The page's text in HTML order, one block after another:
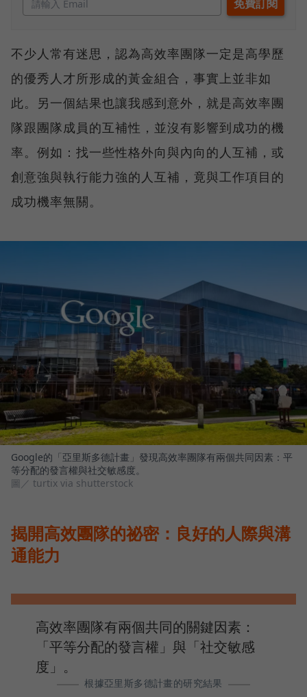
不少人常有迷思，認為高效率團隊一定是高學歷
的優秀人才所形成的黃金組合，事實上並非如
此。另一個結果也讓我感到意外，就是高效率團
隊跟團隊成員的互補性，並沒有影響到成功的機
率。例如：找一些性格外向與內向的人互補，或
創意強與執行能力強的人互補，竟與工作項目的
成功機率無關。
Google的「亞里斯多德計畫」發現高效率團隊有兩個共同因素：平
等分配的發言權與社交敏感度。
圖／ turtix via shutterstock
揭開高效團隊的祕密：良好的人際與溝
通能力
根據亞里斯多德計畫的研究結果
高效率團隊有兩個共同的關鍵因素：
「平等分配的發言權」與「社交敏感
度」。